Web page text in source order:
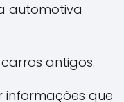
automotiva
antigos.
informações que